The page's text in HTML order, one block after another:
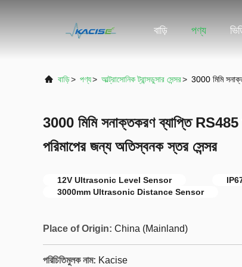
বাড়ি পণ্য
বাড়ি> পণ্য> আল্ট্রাসোনিক ট্রান্সডুসার সেন্সর> 3000 মিমি
3000 মিমি সনাক্তকরণ ব্যাপ্তি
পরিমাপের জন্য অতিস্বনক স্তর সেন্সর
12V Ultrasonic Level Sensor
3000mm Ultrasonic Distance Sensor
Place of Origin: China (Mainland)
পরিচিতিমুলক নাম: Kacise